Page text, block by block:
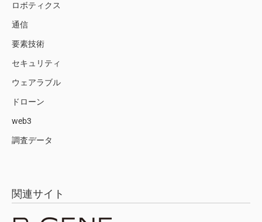
ロボティクス
通信
要素技術
セキュリティ
ウェアラブル
ドローン
web3
調査データ
関連サイト